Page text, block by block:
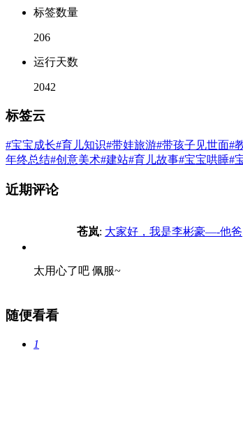
标签数量
206
运行天数
2042
标签云
#宝宝成长#育儿知识#带娃旅游#带孩子见世面#
年终总结#创意美术#建站#育儿故事#宝宝哄睡#
近期评论
苍岚: 大家好，我是李彬豪—-他爸
太用心了吧 佩服~
随便看看
1